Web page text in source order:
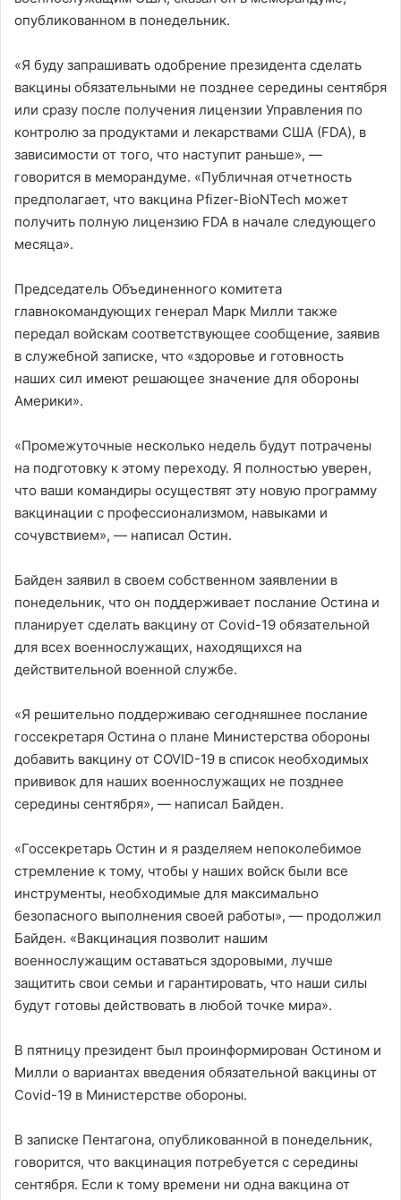
опубликованном в понедельник.
«Я буду запрашивать одобрение президента сделать
вакцины обязательными не позднее середины сентября
или сразу после получения лицензии Управления по
контролю за продуктами и лекарствами США (FDA), в
зависимости от того, что наступит раньше», —
говорится в меморандуме. «Публичная отчетность
предполагает, что вакцина Pfizer-BioNTech может
получить полную лицензию FDA в начале следующего
месяца».
Председатель Объединенного комитета
главнокомандующих генерал Марк Милли также
передал войскам соответствующее сообщение, заявив
в служебной записке, что «здоровье и готовность
наших сил имеют решающее значение для обороны
Америки».
«Промежуточные несколько недель будут потрачены
на подготовку к этому переходу. Я полностью уверен,
что ваши командиры осуществят эту новую программу
вакцинации с профессионализмом, навыками и
сочувствием», — написал Остин.
Байден заявил в своем собственном заявлении в
понедельник, что он поддерживает послание Остина и
планирует сделать вакцину от Covid-19 обязательной
для всех военнослужащих, находящихся на
действительной военной службе.
«Я решительно поддерживаю сегодняшнее послание
госсекретаря Остина о плане Министерства обороны
добавить вакцину от COVID-19 в список необходимых
прививок для наших военнослужащих не позднее
середины сентября», — написал Байден.
«Госсекретарь Остин и я разделяем непоколебимое
стремление к тому, чтобы у наших войск были все
инструменты, необходимые для максимально
безопасного выполнения своей работы», — продолжил
Байден. «Вакцинация позволит нашим
военнослужащим оставаться здоровыми, лучше
защитить свои семьи и гарантировать, что наши силы
будут готовы действовать в любой точке мира».
В пятницу президент был проинформирован Остином и
Милли о вариантах введения обязательной вакцины от
Covid-19 в Министерстве обороны.
В записке Пентагона, опубликованной в понедельник,
говорится, что вакцинация потребуется с середины
сентября. Если к тому времени ни одна вакцина от